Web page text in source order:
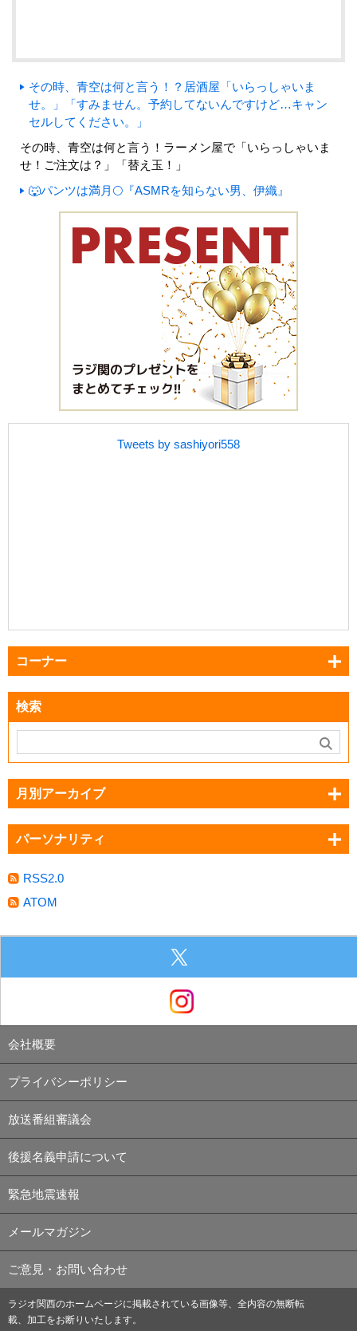
その時、青空は何と言う！？居酒屋「いらっしゃいま
せ。」「すみません。予約してないんですけど…キャン
セルしてください。」
その時、青空は何と言う！ラーメン屋で「いらっしゃいま
せ！ご注文は？」「替え玉！」
🐺パンツは満月🌕『ASMRを知らない男、伊織』
Tweets by sashiyori558
コーナー
検索
月別アーカイブ
パーソナリティ
RSS2.0
ATOM
会社概要
プライバシーポリシー
放送番組審議会
後援名義申請について
緊急地震速報
メールマガジン
ご意見・お問い合わせ
ラジオ関西のホームページに掲載されている画像等、全内容の無断転
載、加工をお断りいたします。